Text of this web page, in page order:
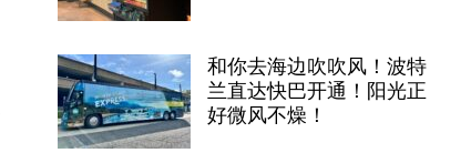
和你去海边吹吹风！波特
兰直达快巴开通！阳光正
好微风不燥！